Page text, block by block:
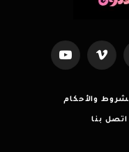
فيميو يوتيوب
والأحكام
اتصل بنا